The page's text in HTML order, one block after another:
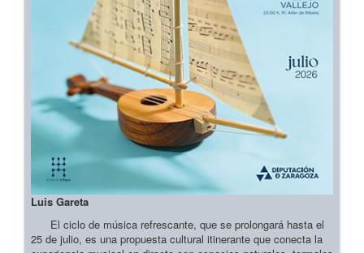
Luis Gareta
El ciclo de música refrescante, que se prolongará hasta el
25 de julio, es una propuesta cultural itinerante que conecta la